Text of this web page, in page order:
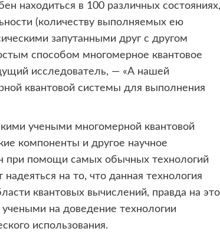
находиться в 100 различных
(количеству выполняемых ею
запутанными друг с другом
способом многомерное квантовое
исследователь, — «А нашей
квантовой системы для выполнения
учеными многомерной квантовой
компоненты и другое научное
при помощи самых обычных технологий
на то, что данная технология
квантовых вычислений, правда на это
на доведение технологии
использования.